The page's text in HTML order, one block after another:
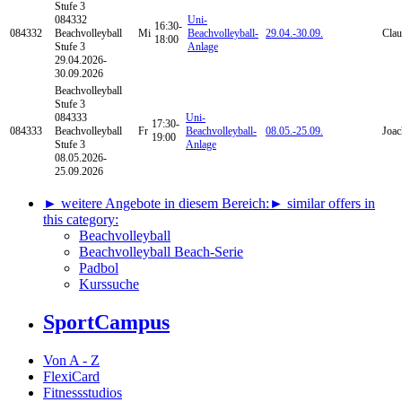
084332
Stufe 3
084332
Beachvolleyball
Stufe 3
29.04.2026-
30.09.2026
Mi
16:30-
18:00
Uni-
Beachvolleyball-
Anlage
29.04.-30.09.
084333
Beachvolleyball
Stufe 3
084333
Beachvolleyball
Stufe 3
08.05.2026-
25.09.2026
Fr
17:30-
19:00
Uni-
Beachvolleyball-
Anlage
08.05.-25.09.
► weitere Angebote in diesem Bereich: ► similar offers in
this category:
Beachvolleyball
Beachvolleyball Beach-Serie
Padbol
Kurssuche
SportCampus
Von A - Z
FlexiCard
Fitnessstudios